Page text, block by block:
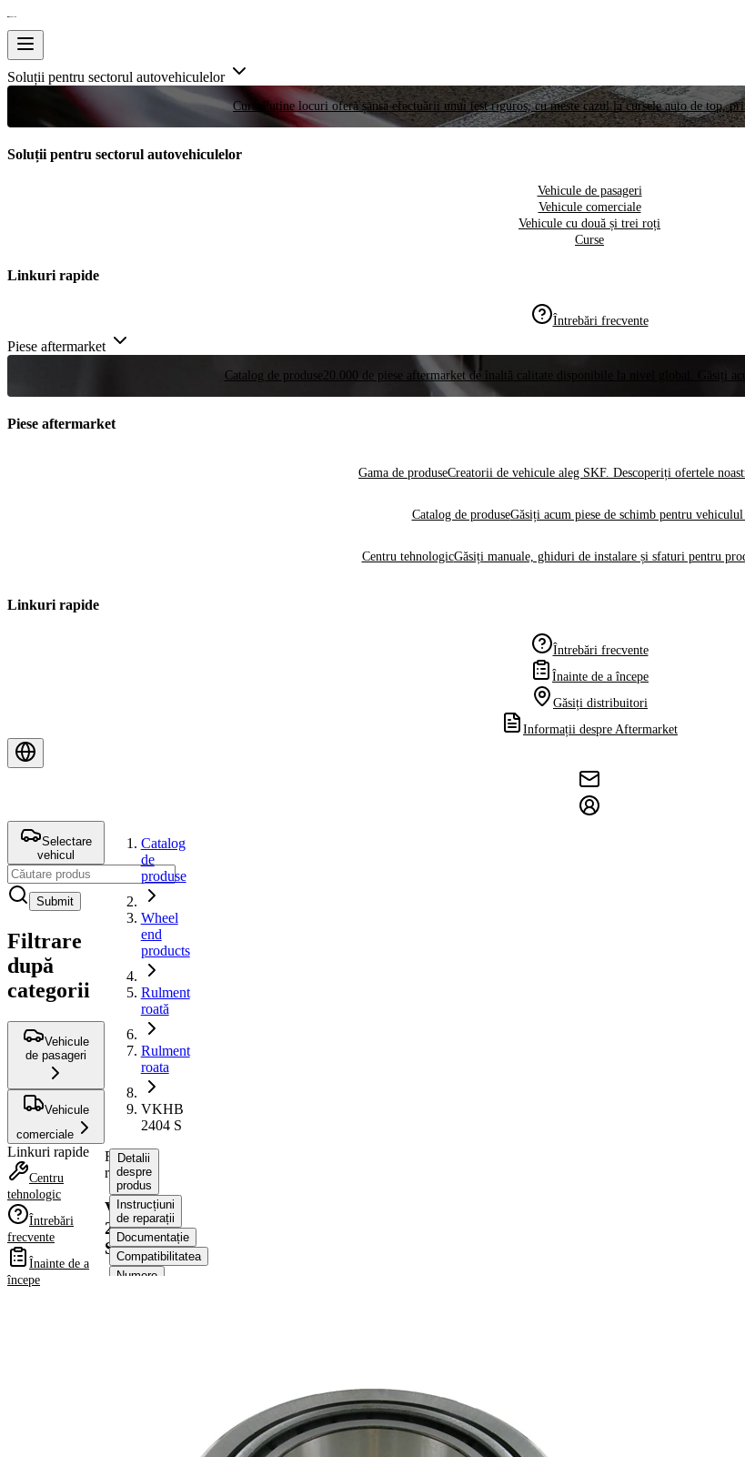
Soluții pentru sectorul autovehiculelor
Curse Puține locuri oferă șansa efectuării unui test riguros, cu meste cazul la cursele auto de top,
Soluții pentru sectorul autovehiculelor
Vehicule de pasageri
Vehicule comerciale
Vehicule cu două și trei roți
Curse
Linkuri rapide
Întrebări frecvente
Piese aftermarket
Catalog de produse 20.000 de piese aftermarket de înaltă calitate disponibile la nivel global. Găsiți
Piese aftermarket
Gama de produseCreatorii de vehicule aleg SKF. Descoperiți ofertele
Catalog de produseGăsiți acum piese de schimb pentru vehiculul
Centru tehnologicGăsiți manuale, ghiduri de instalare și sfaturi pentru
Linkuri rapide
Întrebări frecvente
Înainte de a începe
Găsiți distribuitori
Informații despre Aftermarket
Selectare
vehicul
Submit
Filtrare
după
categorii
Vehicule
de pasageri
Vehicule
comerciale
Linkuri rapide
Centru
tehnologic
Întrebări
frecvente
Înainte de a
începe
Catalog
de
produse
Wheel
end
products
Rulment
roată
Rulment
roata
VKHB
2404 S
Rulment
roata
VKHB
2404
S
Detalii
despre
produs
Instrucțiuni
de reparații
Documentație
Compatibilitatea
Numere
90 mm